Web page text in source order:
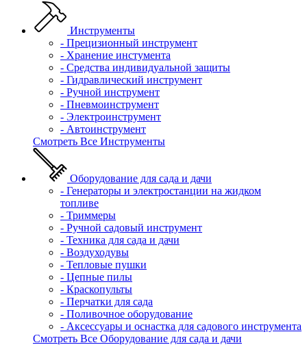
Инструменты
- Прецизионный инструмент
- Хранение инстумента
- Средства индивидуальной защиты
- Гидравлический инструмент
- Ручной инструмент
- Пневмоинструмент
- Электроинструмент
- Автоинструмент
Смотреть Все Инструменты
Оборудование для сада и дачи
- Генераторы и электростанции на жидком
топливе
- Триммеры
- Ручной садовый инструмент
- Техника для сада и дачи
- Воздуходувы
- Тепловые пушки
- Цепные пилы
- Краскопульты
- Перчатки для сада
- Поливочное оборудование
- Аксессуары и оснастка для садового инструмента
Смотреть Все Оборудование для сада и дачи